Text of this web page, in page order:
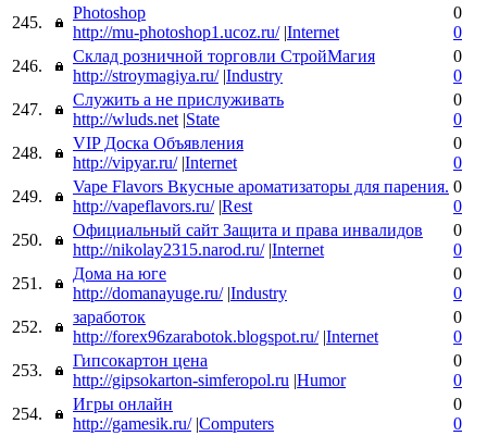
245.
Photoshop
http://mu-photoshop1.ucoz.ru/ |Internet
0
0
246.
Склад розничной торговли СтройМагия
http://stroymagiya.ru/ |Industry
0
0
247.
Служить а не прислуживать
http://wluds.net |State
0
0
248.
VIP Доска Объявления
http://vipyar.ru/ |Internet
0
0
249.
Vape Flavors Вкусные ароматизаторы для парения.
http://vapeflavors.ru/ |Rest
0
0
250.
Официальный сайт Защита и права инвалидов
http://nikolay2315.narod.ru/ |Internet
0
0
251.
Дома на юге
http://domanayuge.ru/ |Industry
0
0
252.
заработок
http://forex96zarabotok.blogspot.ru/ |Internet
0
0
253.
Гипсокартон цена
http://gipsokarton-simferopol.ru |Humor
0
0
254.
Игры онлайн
http://gamesik.ru/ |Computers
0
0